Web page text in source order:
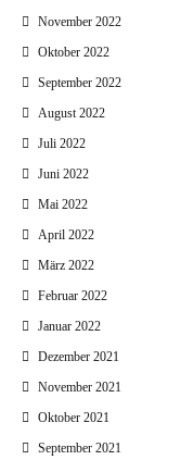
November 2022
Oktober 2022
September 2022
August 2022
Juli 2022
Juni 2022
Mai 2022
April 2022
März 2022
Februar 2022
Januar 2022
Dezember 2021
November 2021
Oktober 2021
September 2021